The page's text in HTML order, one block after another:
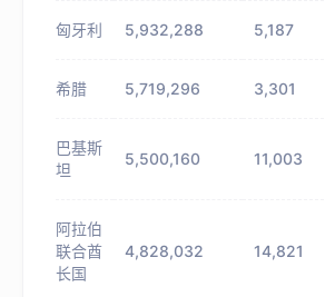
匈牙利 5,932,288 5,187
希腊 5,719,296 3,301
巴基斯
坦
5,500,160 11,003
阿拉伯
联合酋
长国
4,828,032 14,821